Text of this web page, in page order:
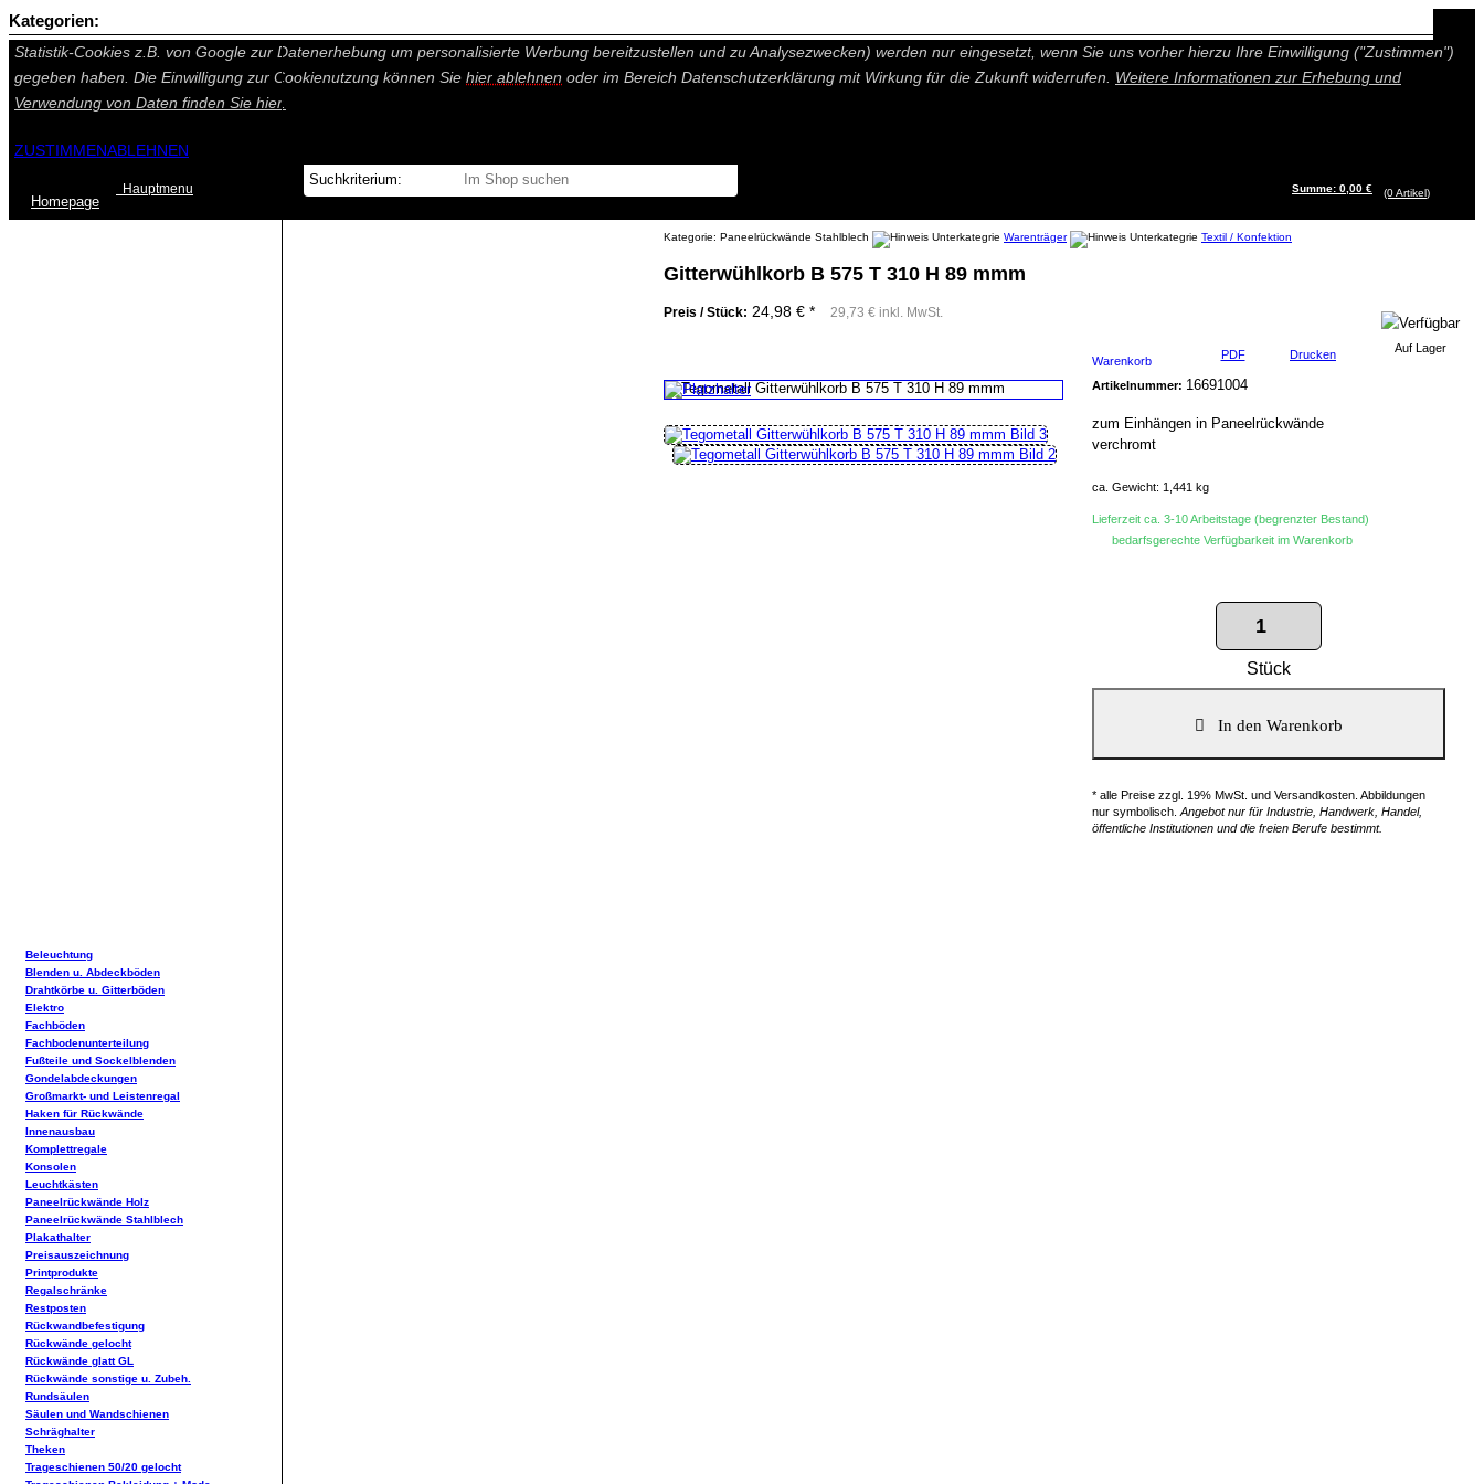
Auf dieser Seite werden technisch notwendige Cookies gesetzt. Technisch nicht notwendige Cookies und Statistik Funktionen, die Ihnen ein besseres und individuelleres Angebot bieten (Marketing- und
Statistik-Cookies z.B. von Google zur Datenerhebung um personalisierte Werbung bereitzustellen und zu Analysezwecken) werden nur eingesetzt, wenn Sie uns vorher hierzu Ihre Einwilligung ("Zustimmen")
gegeben haben. Die Einwilligung zur Cookienutzung können Sie hier ablehnen oder im Bereich Datenschutzerklärung mit Wirkung für die Zukunft widerrufen. Weitere Informationen zur Erhebung und
Verwendung von Daten finden Sie hier.
ZUSTIMMENABLEHNEN
Homepage
Hauptmenu Summe: 0,00 € (0Artikel)
Kategorie: Paneelrückwände Stahlblech Warenträger Textil / Konfektion
Gitterwühlkorb B 575 T 310 H 89 mmm
Preis / Stück: 24,98 € * 29,73 € inkl. MwSt.
Warenkorb PDF Drucken Auf Lager
Artikelnummer: 16691004
zum Einhängen in Paneelrückwände
verchromt
ca. Gewicht: 1,441 kg
Lieferzeit ca. 3-10 Arbeitstage (begrenzter Bestand)
bedarfsgerechte Verfügbarkeit im Warenkorb
Stück
* alle Preise zzgl. 19% MwSt. und Versandkosten. Abbildungen
nur symbolisch. Angebot nur für Industrie, Handwerk, Handel,
öffentliche Institutionen und die freien Berufe bestimmt.
Kategorien:
Beleuchtung
Blenden u. Abdeckböden
Drahtkörbe u. Gitterböden
Elektro
Fachböden
Fachbodenunterteilung
Fußteile und Sockelblenden
Gondelabdeckungen
Großmarkt- und Leistenregal
Haken für Rückwände
Innenausbau
Komplettregale
Konsolen
Leuchtkästen
Paneelrückwände Holz
Paneelrückwände Stahlblech
Plakathalter
Preisauszeichnung
Printprodukte
Regalschränke
Restposten
Rückwandbefestigung
Rückwände gelocht
Rückwände glatt GL
Rückwände sonstige u. Zubeh.
Rundsäulen
Säulen und Wandschienen
Schräghalter
Theken
Trageschienen 50/20 gelocht